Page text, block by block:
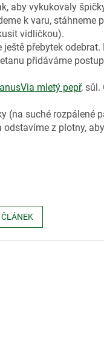
aby vykukovaly
k varu, stáhneme
vidličkou).
přebytek
přidáváme
mletý pepř, sůl.
(na suché rozpálené
z plotny,